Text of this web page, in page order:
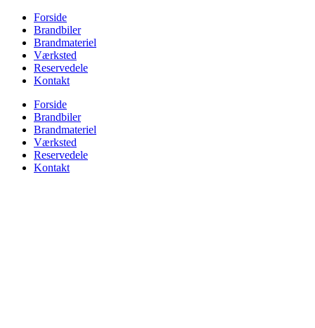
Forside
Brandbiler
Brandmateriel
Værksted
Reservedele
Kontakt
Forside
Brandbiler
Brandmateriel
Værksted
Reservedele
Kontakt